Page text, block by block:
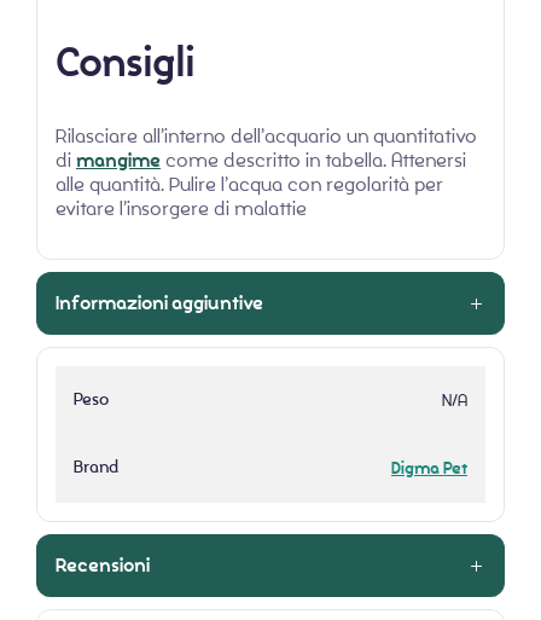
Consigli
Rilasciare all’interno dell’acquario un quantitativo
dimangime come descritto in tabella. Attenersi
alle quantità. Pulire l’acqua con regolarità per
evitare l’insorgere di malattie
Informazioni aggiuntive
Peso N/A
Brand Digma Pet
Recensioni